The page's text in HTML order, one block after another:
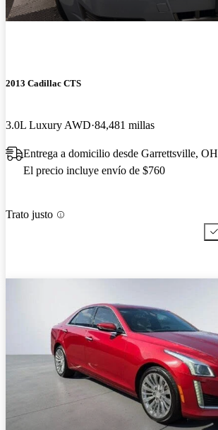
2013 Cadillac CTS
3.0L Luxury AWD 84,481 millas
Entrega a domicilio desde Garrettsville, OH
El precio incluye envío de $760
Trato justo